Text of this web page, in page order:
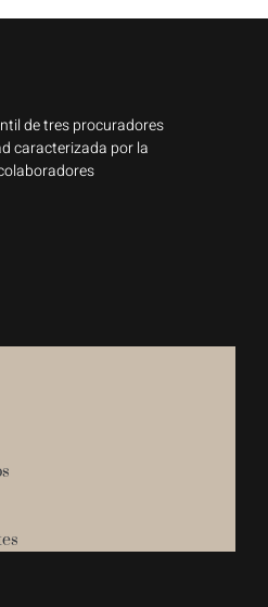
de tres procuradores
caracterizada por la